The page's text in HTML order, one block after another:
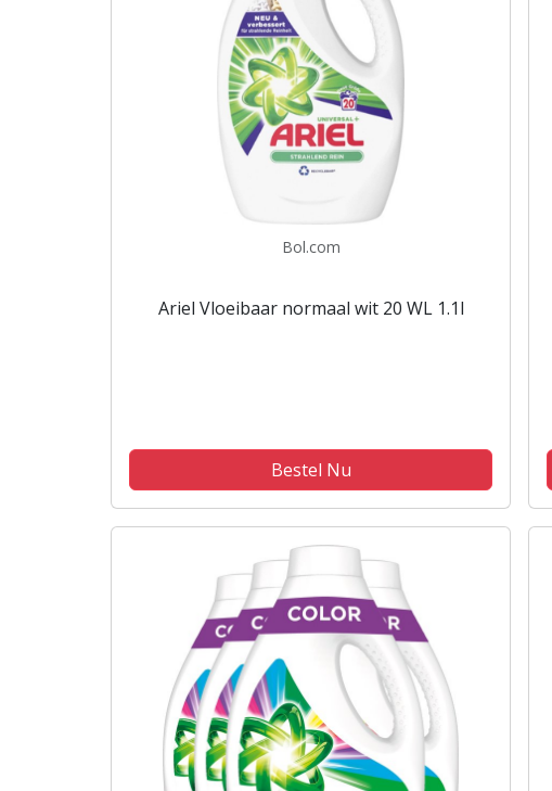
Bol.com
Ariel Vloeibaar normaal wit 20 WL 1.1l
Bestel Nu